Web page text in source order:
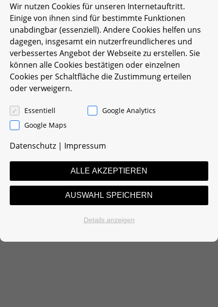
Wir nutzen Cookies für unseren Internetauftritt.
Einige von ihnen sind für bestimmte Funktionen
unabdingbar (essenziell). Andere Cookies helfen uns
dagegen, insgesamt ein nutzerfreundlicheres und
verbessertes Angebot der Webseite zu erstellen. Sie
können alle Cookies bestätigen oder einzelnen
Cookies per Schaltfläche die Zustimmung erteilen
oder verweigern.
Essentiell
Google Analytics
Google Maps
Datenschutz | Impressum
ALLE AKZEPTIEREN
AUSWAHL SPEICHERN
Details anzeigen